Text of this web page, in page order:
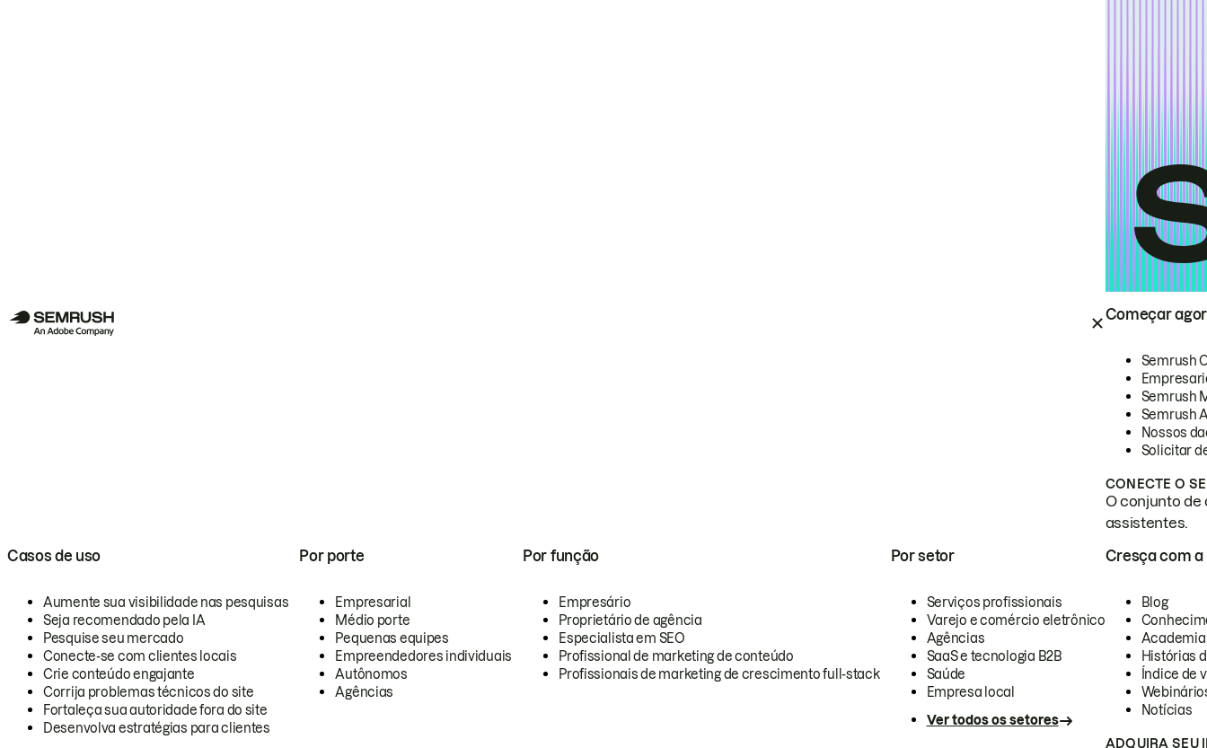
Começar
Semrush
Semrush
Semrush
Nossos
Solicitar
CONECTE O
O conjunto de
assistentes.
Casos de uso
Aumente sua visibilidade nas pesquisas
Seja recomendado pela IA
Pesquise seu mercado
Conecte-se com clientes locais
Crie conteúdo engajante
Corrija problemas técnicos do site
Fortaleça sua autoridade fora do site
Desenvolva estratégias para clientes
Por porte
Empresarial
Médio porte
Pequenas equipes
Empreendedores individuais
Autônomos
Agências
Por função
Empresário
Proprietário de agência
Especialista em SEO
Profissional de marketing de conteúdo
Profissionais de marketing de crescimento full-stack
Por setor
Serviços profissionais
Varejo e comércio eletrônico
Agências
SaaS e tecnologia B2B
Saúde
Empresa local
Ver todos os setores
Cresça com a
Blog
Academia
Histórias
Índice de
Notícias
ADQUIRA SEU